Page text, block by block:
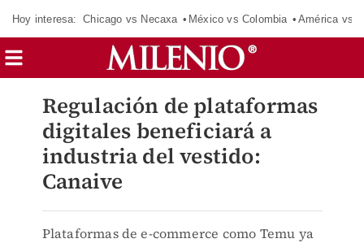
Hoy interesa: Chicago vs Necaxa México vs Colombia América vs
Regulación de plataformas
digitales beneficiará a
industria del vestido:
Canaive
Plataformas de e-commerce como Temu ya